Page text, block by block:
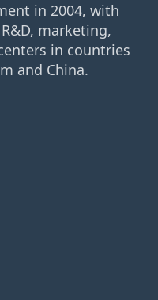
in 2004, with
marketing,
in countries
and China.